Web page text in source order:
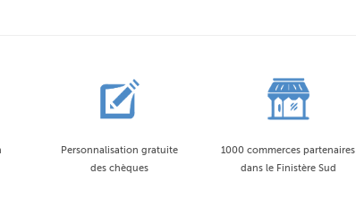
Personnalisation gratuite
des chèques
1000 commerces partenaires
dans le Finistère Sud